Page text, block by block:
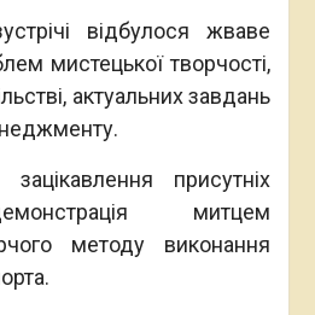
відбулося жваве
мистецької творчості,
актуальних завдань
присутніх
митцем
методу виконання